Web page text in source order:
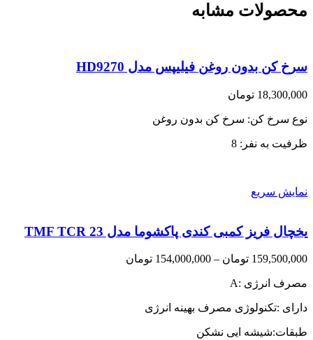
محصولات مشابه
سرخ کن بدون روغن فیلیپس مدل HD9270
18,300,000 تومان
نوع سرخ کن: سرخ کن بدون روغن
ظرفیت به نفر: 8
نمایش سریع
یخچال فریز کمبی کندی پاکشوما مدل TMF TCR 23
159,500,000 تومان –
154,000,000 تومان
مصرف انرژی :A
دارای :تکنولوژی مصرف بهینه انرژی
طبقات:شیشه ایی نشکن